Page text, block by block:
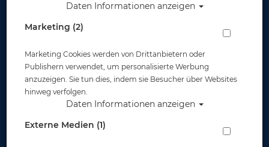
Maskenband - XR Essence LS
Daten Informationen anzeigen
Marketing (2)
Marketing Cookies werden von Drittanbietern oder
Publishern verwendet, um personalisierte Werbung
anzuzeigen. Sie tun dies, indem sie Besucher über Websites
hinweg verfolgen.
Daten Informationen anzeigen
Externe Medien (1)